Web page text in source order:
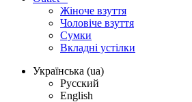
Жіноче взуття
Чоловіче взуття
Сумки
Вкладні устілки
Українська (ua)
Русский
English